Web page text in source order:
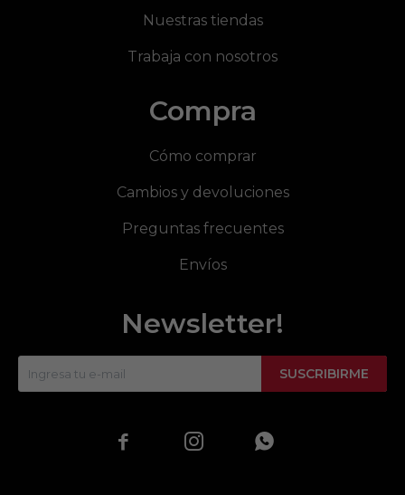
Nuestras tiendas
Trabaja con nosotros
Compra
Cómo comprar
Cambios y devoluciones
Preguntas frecuentes
Envíos
Newsletter!
SUSCRIBIRME
  